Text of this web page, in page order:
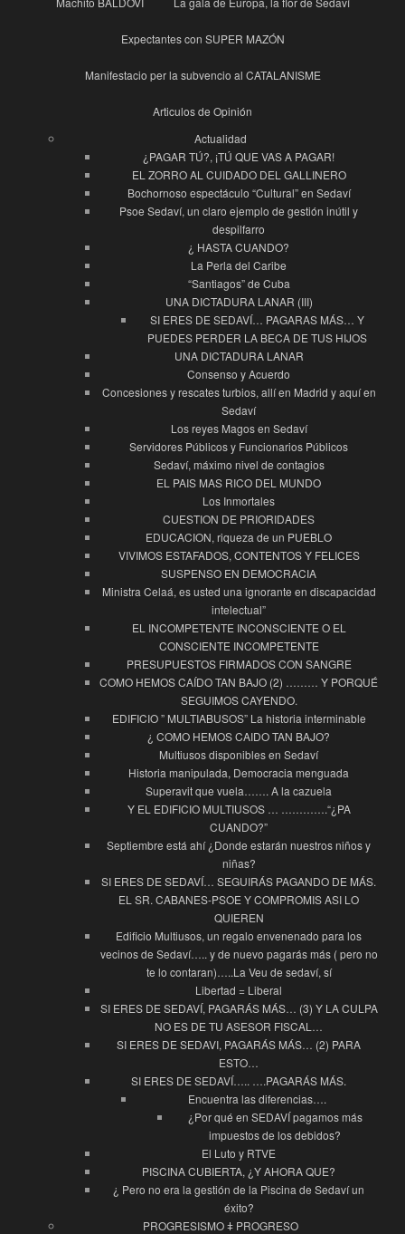
Expectantes con SUPER MAZÓN
Manifestacio per la subvencio al CATALANISME
Articulos de Opinión
Actualidad
¿PAGAR TÚ?, ¡TÚ QUE VAS A PAGAR!
EL ZORRO AL CUIDADO DEL GALLINERO
Bochornoso espectáculo “Cultural” en Sedaví
Psoe Sedaví, un claro ejemplo de gestión inútil y
despilfarro
¿ HASTA CUANDO?
La Perla del Caribe
“Santiagos” de Cuba
UNA DICTADURA LANAR (III)
SI ERES DE SEDAVÍ… PAGARAS MÁS… Y
PUEDES PERDER LA BECA DE TUS HIJOS
UNA DICTADURA LANAR
Consenso y Acuerdo
Concesiones y rescates turbios, allí en Madrid y aquí en
Sedaví
Los reyes Magos en Sedaví
Servidores Públicos y Funcionarios Públicos
Sedaví, máximo nivel de contagios
EL PAIS MAS RICO DEL MUNDO
Los Inmortales
CUESTION DE PRIORIDADES
EDUCACION, riqueza de un PUEBLO
VIVIMOS ESTAFADOS, CONTENTOS Y FELICES
SUSPENSO EN DEMOCRACIA
Ministra Celaá, es usted una ignorante en discapacidad
intelectual”
EL INCOMPETENTE INCONSCIENTE O EL
CONSCIENTE INCOMPETENTE
PRESUPUESTOS FIRMADOS CON SANGRE
COMO HEMOS CAÍDO TAN BAJO (2) ……… Y PORQUÉ
SEGUIMOS CAYENDO.
EDIFICIO ” MULTIABUSOS” La historia interminable
¿ COMO HEMOS CAIDO TAN BAJO?
Multiusos disponibles en Sedaví
Historia manipulada, Democracia menguada
Superavit que vuela……. A la cazuela
Y EL EDIFICIO MULTIUSOS … ………….“¿PA
CUANDO?”
Septiembre está ahí ¿Donde estarán nuestros niños y
niñas?
SI ERES DE SEDAVÍ… SEGUIRÁS PAGANDO DE MÁS.
EL SR. CABANES-PSOE Y COMPROMIS ASI LO
QUIEREN
Edificio Multiusos, un regalo envenenado para los
vecinos de Sedaví….. y de nuevo pagarás más ( pero no
te lo contaran)…..La Veu de sedaví, sí
Libertad = Liberal
SI ERES DE SEDAVÍ, PAGARÁS MÁS… (3) Y LA CULPA
NO ES DE TU ASESOR FISCAL…
SI ERES DE SEDAVI, PAGARÁS MÁS… (2) PARA
ESTO…
SI ERES DE SEDAVÍ….. ….PAGARÁS MÁS.
Encuentra las diferencias….
¿Por qué en SEDAVÍ pagamos más
impuestos de los debidos?
El Luto y RTVE
PISCINA CUBIERTA, ¿Y AHORA QUE?
¿ Pero no era la gestión de la Piscina de Sedaví un
éxito?
PROGRESISMO ǂ PROGRESO